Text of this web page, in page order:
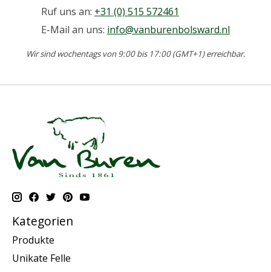
Ruf uns an: +31 (0) 515 572461
E-Mail an uns: info@vanburenbolsward.nl
Wir sind wochentags von 9:00 bis 17:00 (GMT+1) erreichbar.
Kategorien
Produkte
Unikate Felle